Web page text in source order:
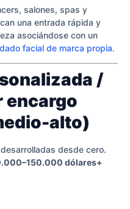
salones, spas y
una entrada rápida y
asociándose con un
facial de marca propia.
/
encargo
alto)
desde cero.
dólares+